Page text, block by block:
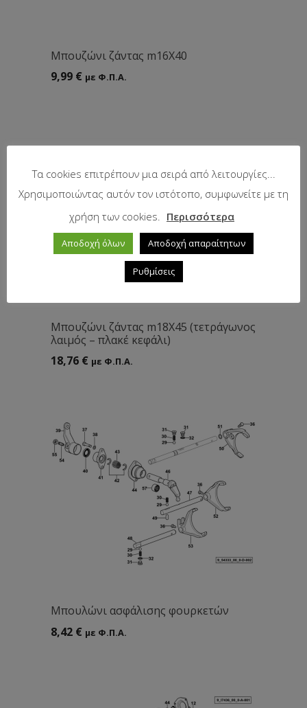
Mπουζώνι ζάντας m16Χ40
9,99 € με Φ.Π.Α.
Mπουζώνι ζάντας m18Χ45 (τετράγωνος
λαιμός – πλακέ κεφάλι)
18,76 € με Φ.Π.Α.
Mπουλώνι ασφάλισης φουρκετών
8,42 € με Φ.Π.Α.
Τα cookies επιτρέπουν μια σειρά από λειτουργίες...
Χρησιμοποιώντας αυτόν τον ιστότοπο, συμφωνείτε με τη
χρήση των cookies. Περισσότερα
Αποδοχή όλων Αποδοχή απαραίτητων
Ρυθμίσεις